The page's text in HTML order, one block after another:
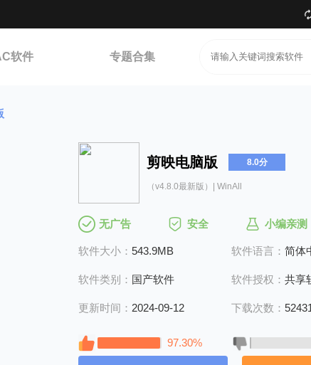
软件 专题合集
剪映电脑版 8.0分
（v4.8.0最新版）| WinAll
无广告 安全 小编亲测
软件大小： 543.9MB 软件语言： 简体
软件类别： 国产软件 软件授权： 共享
更新时间： 2024-09-12 下载次数：
97.30%